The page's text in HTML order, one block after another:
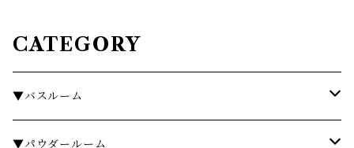
CATEGORY
▼バスルーム
タオル
▼パウダールーム